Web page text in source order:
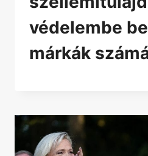
védelembe
márkák